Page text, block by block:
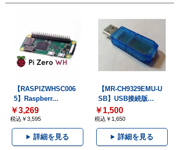
【RASPIZWHSC006
5】Raspberr...
￥3,269
税込￥3,595
詳細を見る
【MR-CH9329EMU-U
SB】USB接続版...
￥1,500
税込￥1,650
詳細を見る